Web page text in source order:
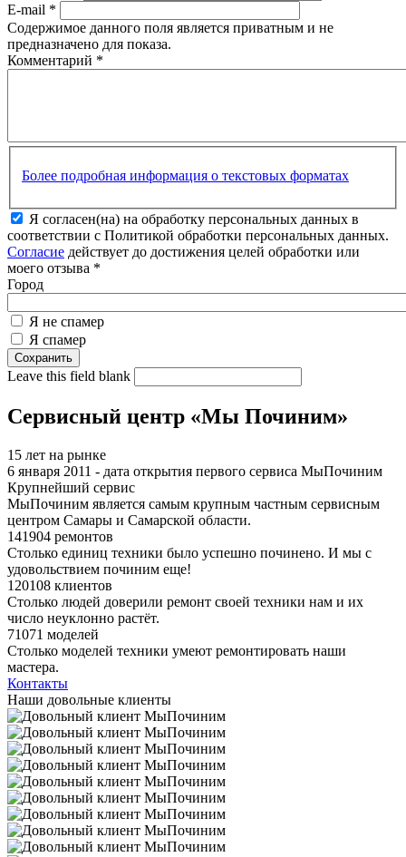
E-mail *
Содержимое данного поля является приватным и не
предназначено для показа.
Комментарий *
Более подробная информация о текстовых форматах
Я согласен(на) на обработку персональных данных в
соответствии с Политикой обработки персональных данных.
Согласие действует до достижения целей обработки или
моего отзыва *
Город
Я не спамер
Я спамер
Leave this field blank
Сервисный центр «Мы Починим»
15 лет на рынке
6 января 2011 - дата открытия первого сервиса МыПочиним
Крупнейший сервис
МыПочиним является самым крупным частным сервисным
центром Самары и Самарской области.
141904 ремонтов
Столько единиц техники было успешно починено. И мы с
удовольствием починим еще!
120108 клиентов
Столько людей доверили ремонт своей техники нам и их
число неуклонно растёт.
71071 моделей
Столько моделей техники умеют ремонтировать наши
мастера.
Контакты
Наши довольные клиенты